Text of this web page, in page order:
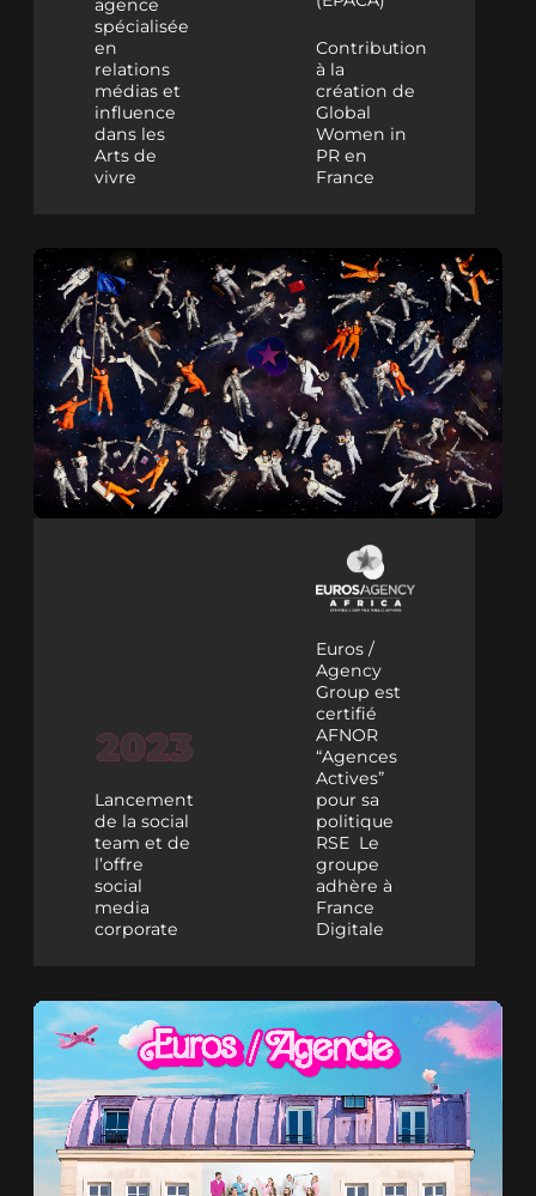
agence
spécialisée
en
relations
médias et
influence
dans les
Arts de
vivre
Contribution
à la
création de
Global
Women in
PR en
France
Lancement
de la social
team et de
l’offre
social
media
corporate
Euros /
Agency
Group est
certifié
AFNOR
“Agences
Actives”
pour sa
politique
RSE Le
groupe
adhère à
France
Digitale